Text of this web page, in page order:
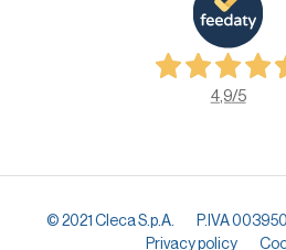
4,9/5
© 2021 Cleca S.p.A. P.IVA
Privacy policy